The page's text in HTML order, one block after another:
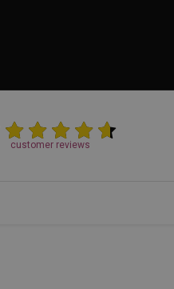
customer reviews